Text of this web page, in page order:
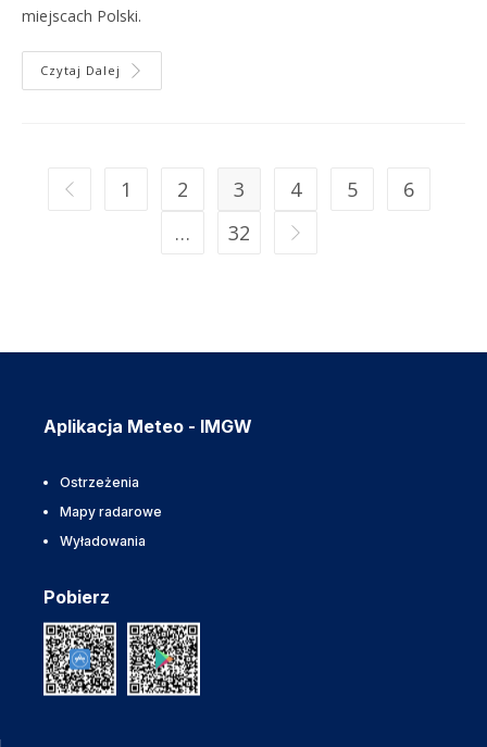
miejscach Polski.
Czytaj Dalej
1 2 3 4 5
6
…
32
Aplikacja Meteo - IMGW
Ostrzeżenia
Mapy radarowe
Wyładowania
Pobierz